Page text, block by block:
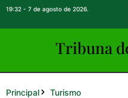
19:32 - 7 de agosto de 2026.
Tribuna
Principal
Turismo